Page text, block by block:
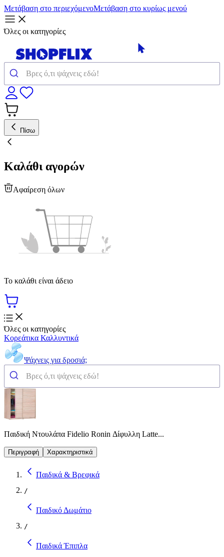
Μετάβαση στο περιεχόμενοΜετάβαση στο κυρίως μενού
Όλες οι κατηγορίες
Πίσω
Καλάθι αγορών
Αφαίρεση όλων
Το καλάθι είναι άδειο
Όλες οι κατηγορίες
Κορεάτικα Καλλυντικά
Ψάχνεις για δροσιά;
Παιδική Ντουλάπα Fidelio Ronin Δίφυλλη Latte...
Περιγραφή Χαρακτηριστικά
Παιδικά & Βρεφικά
/
Παιδικό Δωμάτιο
/
Παιδικά Έπιπλα